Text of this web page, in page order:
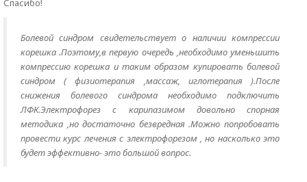
Спасибо!
Болевой синдром свидетельствует о наличии компрессии
корешка .Поэтому,в первую очередь ,необходимо уменьшить
компрессию корешка и таким образом купировать болевой
синдром ( физиотерапия ,массаж, иглотерапия ).После
снижения болевого синдрома необходимо подключить
ЛФК.Электрофорез с карипазимом довольно спорная
методика ,но достаточно безвредная .Можно попробовать
провести курс лечения с электрофорезом , но насколько это
будет эффективно- это большой вопрос.